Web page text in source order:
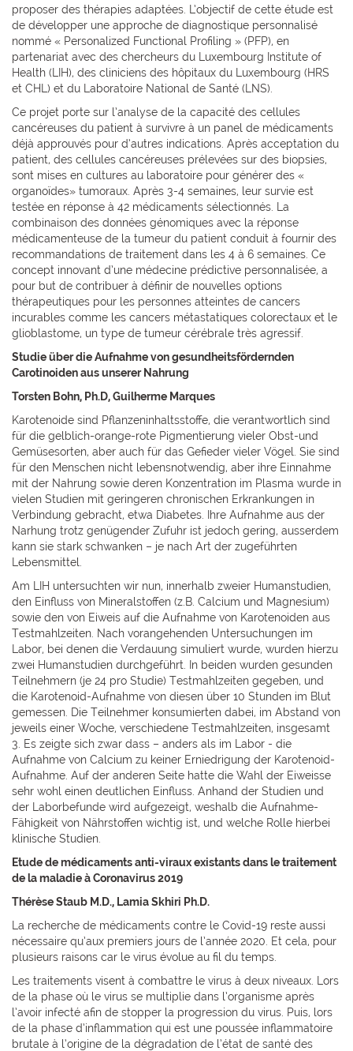
proposer des thérapies adaptées. L’objectif de cette étude est
de développer une approche de diagnostique personnalisé
nommé « Personalized Functional Profiling » (PFP), en
partenariat avec des chercheurs du Luxembourg Institute of
Health (LIH), des cliniciens des hôpitaux du Luxembourg (HRS
et CHL) et du Laboratoire National de Santé (LNS).
Ce projet porte sur l’analyse de la capacité des cellules
cancéreuses du patient à survivre à un panel de médicaments
déjà approuvés pour d’autres indications. Après acceptation du
patient, des cellules cancéreuses prélevées sur des biopsies,
sont mises en cultures au laboratoire pour générer des «
organoïdes» tumoraux. Après 3-4 semaines, leur survie est
testée en réponse à 42 médicaments sélectionnés. La
combinaison des données génomiques avec la réponse
médicamenteuse de la tumeur du patient conduit à fournir des
recommandations de traitement dans les 4 à 6 semaines. Ce
concept innovant d’une médecine prédictive personnalisée, a
pour but de contribuer à définir de nouvelles options
thérapeutiques pour les personnes atteintes de cancers
incurables comme les cancers métastatiques colorectaux et le
glioblastome, un type de tumeur cérébrale très agressif.
Studie über die Aufnahme von gesundheitsfördernden
Carotinoiden aus unserer Nahrung
Torsten Bohn, Ph.D, Guilherme Marques
Karotenoide sind Pflanzeninhaltsstoffe, die verantwortlich sind
für die gelblich-orange-rote Pigmentierung vieler Obst-und
Gemüsesorten, aber auch für das Gefieder vieler Vögel. Sie sind
für den Menschen nicht lebensnotwendig, aber ihre Einnahme
mit der Nahrung sowie deren Konzentration im Plasma wurde in
vielen Studien mit geringeren chronischen Erkrankungen in
Verbindung gebracht, etwa Diabetes. Ihre Aufnahme aus der
Narhung trotz genügender Zufuhr ist jedoch gering, ausserdem
kann sie stark schwanken – je nach Art der zugeführten
Lebensmittel.
Am LIH untersuchten wir nun, innerhalb zweier Humanstudien,
den Einfluss von Mineralstoffen (z.B. Calcium und Magnesium)
sowie den von Eiweis auf die Aufnahme von Karotenoiden aus
Testmahlzeiten. Nach vorangehenden Untersuchungen im
Labor, bei denen die Verdauung simuliert wurde, wurden hierzu
zwei Humanstudien durchgeführt. In beiden wurden gesunden
Teilnehmern (je 24 pro Studie) Testmahlzeiten gegeben, und
die Karotenoid-Aufnahme von diesen über 10 Stunden im Blut
gemessen. Die Teilnehmer konsumierten dabei, im Abstand von
jeweils einer Woche, verschiedene Testmahlzeiten, insgesamt
3. Es zeigte sich zwar dass – anders als im Labor - die
Aufnahme von Calcium zu keiner Erniedrigung der Karotenoid-
Aufnahme. Auf der anderen Seite hatte die Wahl der Eiweisse
sehr wohl einen deutlichen Einfluss. Anhand der Studien und
der Laborbefunde wird aufgezeigt, weshalb die Aufnahme-
Fähigkeit von Nährstoffen wichtig ist, und welche Rolle hierbei
klinische Studien.
Etude de médicaments anti-viraux existants dans le traitement
de la maladie à Coronavirus 2019
Thérèse Staub M.D., Lamia Skhiri Ph.D.
La recherche de médicaments contre le Covid-19 reste aussi
nécessaire qu’aux premiers jours de l’année 2020. Et cela, pour
plusieurs raisons car le virus évolue au fil du temps.
Les traitements visent à combattre le virus à deux niveaux. Lors
de la phase où le virus se multiplie dans l’organisme après
l’avoir infecté afin de stopper la progression du virus. Puis, lors
de la phase d’inflammation qui est une poussée inflammatoire
brutale à l’origine de la dégradation de l’état de santé des